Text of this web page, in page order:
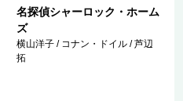
名探偵シャーロック・ホーム
ズ
横山洋子 / コナン・ドイル / 芦辺
拓